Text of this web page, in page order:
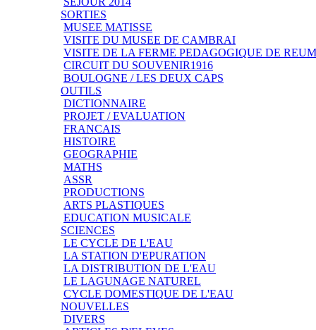
SORTIES
MUSEE MATISSE
VISITE DU MUSEE DE CAMBRAI
VISITE DE LA FERME PEDAGOGIQUE DE
CIRCUIT DU SOUVENIR1916
BOULOGNE / LES DEUX CAPS
OUTILS
DICTIONNAIRE
PROJET / EVALUATION
FRANCAIS
HISTOIRE
GEOGRAPHIE
MATHS
ASSR
PRODUCTIONS
ARTS PLASTIQUES
EDUCATION MUSICALE
SCIENCES
LE CYCLE DE L'EAU
LA STATION D'EPURATION
LA DISTRIBUTION DE L'EAU
LE LAGUNAGE NATUREL
CYCLE DOMESTIQUE DE L'EAU
NOUVELLES
DIVERS